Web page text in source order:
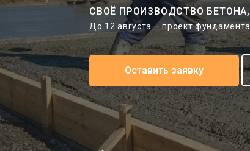
СВОЁ ПРОИЗВОДСТВО
До 12 августа – проект
Оставить заявку